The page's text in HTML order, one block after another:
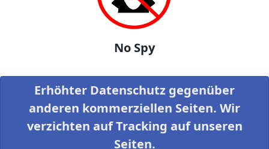
No Spy
Erhöhter Datenschutz gegenüber
anderen kommerziellen Seiten. Wir
verzichten auf Tracking auf unseren
Seiten.